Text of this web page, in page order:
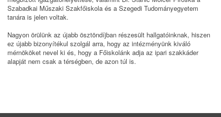
Szabadkai Műszaki Szakfőiskola és a Szegedi Tudományegyetem
tanára is jelen voltak.
Nagyon örülünk az újabb ösztöndíjban részesült hallgatóinknak, hiszen
ez újabb bizonyítékul szolgál arra, hogy az intézményünk kiváló
mérnököket nevel ki és, hogy a Főiskolánk adja az ipari szakkáder
alapját nem csak a térségben, de azon túl is.